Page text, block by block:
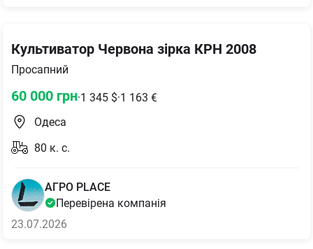
Культиватор Червона зірка КРН 2008
Просапний
60 000 грн·1 345 $·1 163 €
Одеса
80 к. с.
АГРО PLACE
Перевірена компанія
23.07.2026